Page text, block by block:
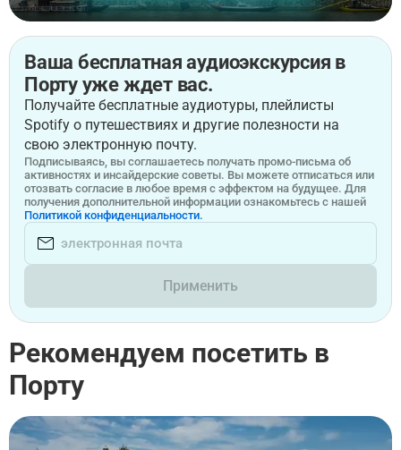
Ваша бесплатная аудиоэкскурсия в
Порту уже ждет вас.
Получайте бесплатные аудиотуры, плейлисты
Spotify о путешествиях и другие полезности на
свою электронную почту.
Подписываясь, вы соглашаетесь получать промо-письма об
активностях и инсайдерские советы. Вы можете отписаться или
отозвать согласие в любое время с эффектом на будущее. Для
получения дополнительной информации ознакомьтесь с нашей
Политикой конфиденциальности.
Применить
Рекомендуем посетить в
Порту